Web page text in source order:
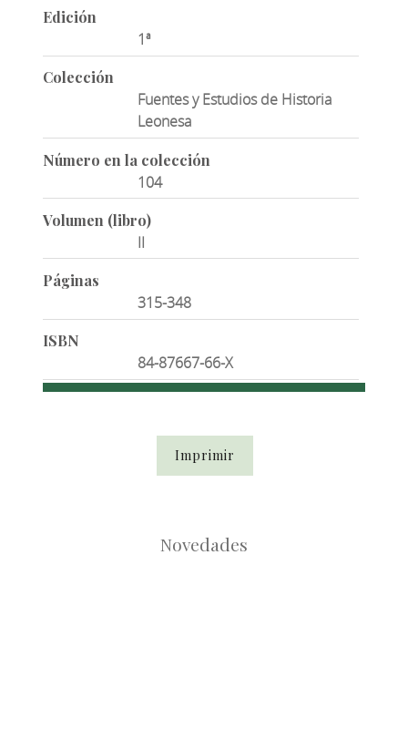
Edición
1ª
Colección
Fuentes y Estudios de Historia
Leonesa
Número en la colección
104
Volumen (libro)
II
Páginas
315-348
ISBN
84-87667-66-X
Imprimir
Novedades